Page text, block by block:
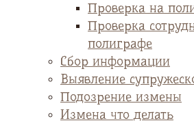
Проверка на
Проверка
полиграфе
Сбор информации
Выявление
Подозрение измены
Измена что делать